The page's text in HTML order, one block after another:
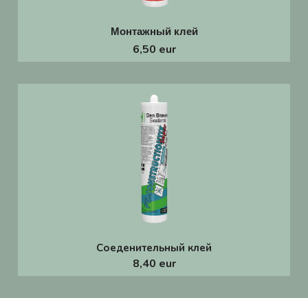
Монтажный клей
6,50 eur
Соеденительный клей
8,40 eur